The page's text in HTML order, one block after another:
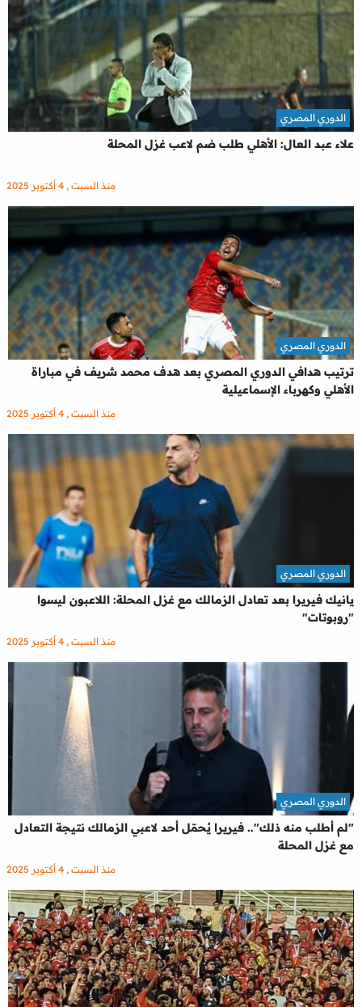
علاء عبد العال: الأهلي طلب ضم لاعب غزل المحلة
الدوري المصري
منذ السبت , 4 أكتوبر 2025
ترتيب هدافي الدوري المصري بعد هدف محمد شريف في مباراة
الأهلي وكهرباء الإسماعيلية
الدوري المصري
منذ السبت , 4 أكتوبر 2025
يانيك فيريرا بعد تعادل الزمالك مع غزل المحلة: اللاعبون ليسوا
"روبوتات"
الدوري المصري
منذ السبت , 4 أكتوبر 2025
"لم أطلب منه ذلك".. فيريرا يُحمّل أحد لاعبي الزمالك نتيجة التعادل
مع غزل المحلة
الدوري المصري
منذ السبت , 4 أكتوبر 2025